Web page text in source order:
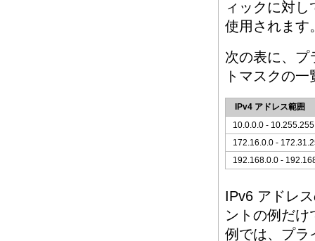
ィックに対
使用されます
次の表に、プ
トマスクの
IPv4 アドレス範囲
10.0.0.0 -
172.16.0.0 -
192.168.0.0 -
IPv6 アドレ
ントの例だ
例では、プラ